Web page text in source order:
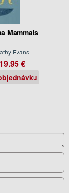
Mammals
Evans
19.95 €